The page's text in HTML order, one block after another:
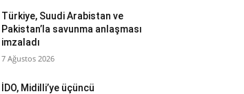
Türkiye, Suudi Arabistan ve
Pakistan’la savunma anlaşması
imzaladı
7 Ağustos 2026
İDO, Midilli’ye üçüncü